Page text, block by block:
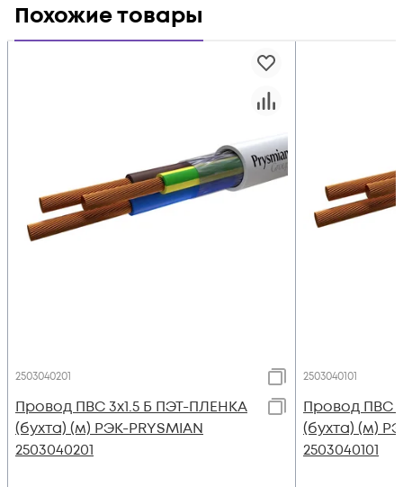
Похожие товары
2503040201
Провод ПВС 3х1.5 Б ПЭТ-ПЛЕНКА
(бухта) (м) РЭК-PRYSMIAN
2503040201
2503040101
Провод ПВС
(бухта) (м)
2503040101